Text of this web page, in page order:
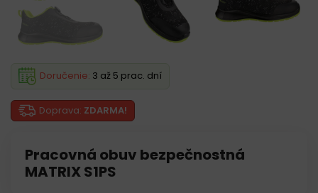
Pracovná obuv bezpečnostná
MATRIX S1PS
Doprava: ZDARMA!
Doručenie: 3 až 5 prac. dní